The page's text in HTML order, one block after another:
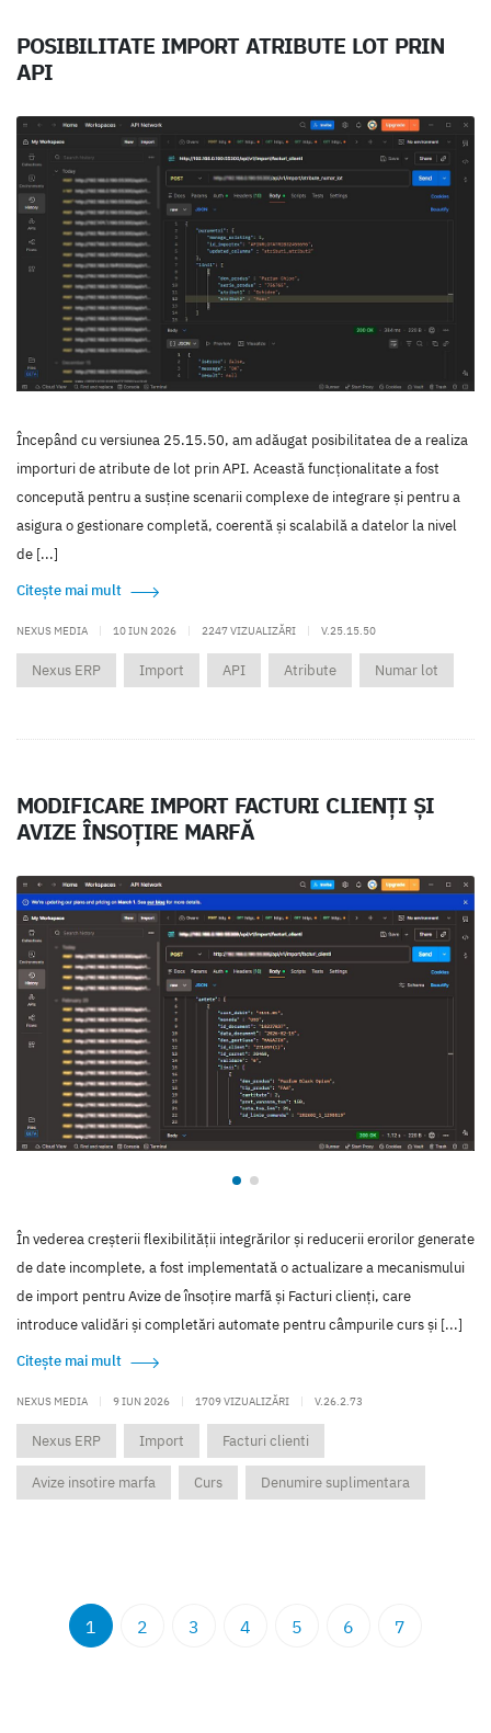
POSIBILITATE IMPORT ATRIBUTE LOT PRIN
API
Începând cu versiunea 25.15.50, am adăugat posibilitatea de a realiza
importuri de atribute de lot prin API. Această funcționalitate a fost
concepută pentru a susține scenarii complexe de integrare și pentru a
asigura o gestionare completă, coerentă și scalabilă a datelor la nivel
de [...]
Citește mai mult
NEXUS MEDIA | 10 IUN 2026 | 2247 VIZUALIZĂRI | V.25.15.50
Nexus ERP Import API Atribute Numar lot
MODIFICARE IMPORT FACTURI CLIENȚI ȘI
AVIZE ÎNSOȚIRE MARFĂ
În vederea creșterii flexibilității integrărilor și reducerii erorilor generate
de date incomplete, a fost implementată o actualizare a mecanismului
de import pentru Avize de însoțire marfă și Facturi clienți, care
introduce validări și completări automate pentru câmpurile curs și [...]
Citește mai mult
NEXUS MEDIA | 9 IUN 2026 | 1709 VIZUALIZĂRI | V.26.2.73
Nexus ERP Import Facturi clienti
Avize insotire marfa Curs Denumire suplimentara
1 2 3 4 5 6 7